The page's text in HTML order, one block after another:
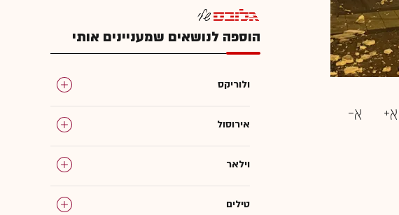
הוספה לנושאים שמעניינים אותי
ולוריקס
אירוסול
וילאר
טילים